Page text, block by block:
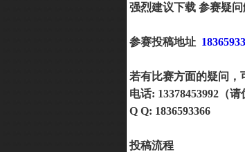
强烈建议下载 参赛疑
参赛投稿地址
若有比赛方面的疑问，
电话: 13378453992（
Q Q: 1836593366
投稿流程